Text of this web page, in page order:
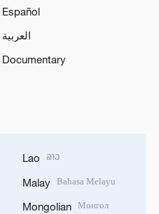
Español
العربية
Documentary
Lao ລາວ
Malay Bahasa Melayu
Mongolian Монгол